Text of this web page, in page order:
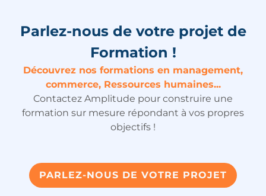
Parlez-nous de votre projet de
Formation !
Découvrez nos formations en management,
commerce, Ressources humaines...
Contactez Amplitude pour construire une
formation sur mesure répondant à vos propres
objectifs !
PARLEZ-NOUS DE VOTRE PROJET